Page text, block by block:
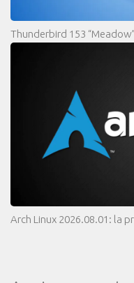
Thunderbird 153
Arch Linux 2026.08.01: la